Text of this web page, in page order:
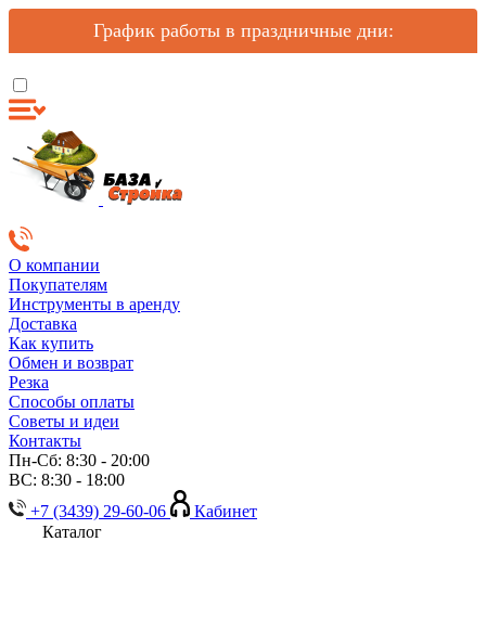
График работы в праздничные дни:
О компании
Покупателям
Инструменты в аренду
Доставка
Как купить
Обмен и возврат
Резка
Способы оплаты
Советы и идеи
Контакты
Пн-Сб: 8:30 - 20:00
ВС: 8:30 - 18:00
+7 (3439) 29-60-06
Кабинет
Каталог